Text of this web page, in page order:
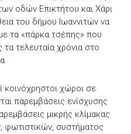
οδών Επικτήτου και Χάρι
του δήμου Ιωαννιτών να
τα «πάρκα τσέπης» που
τελευταία χρόνια στο
κοινόχρηστοι χώροι σε
παρεμβάσεις ενίσχυσης
μικρής κλίμακας
συστήματος